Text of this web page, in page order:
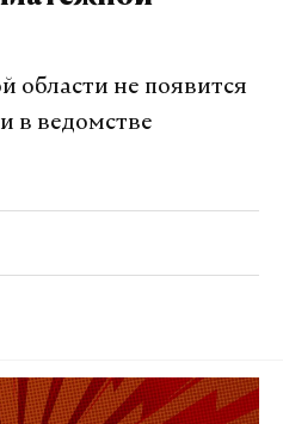
области не появится
в ведомстве